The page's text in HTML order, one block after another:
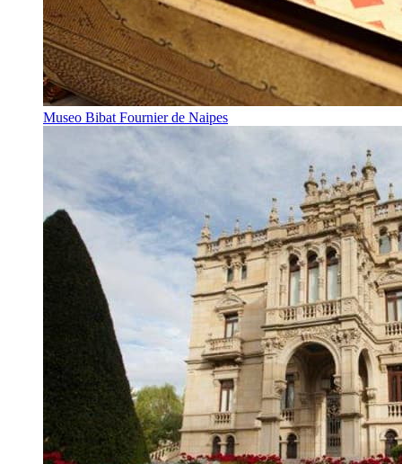
Museo Bibat Fournier de Naipes